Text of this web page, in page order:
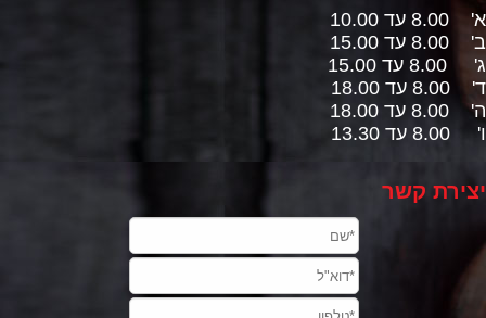
א' 8.00 עד 10.00
ב' 8.00 עד 15.00
ג' 8.00 עד 15.00
ד' 8.00 עד 18.00
ה' 8.00 עד 18.00
ו' 8.00 עד 13.30
יצירת קשר